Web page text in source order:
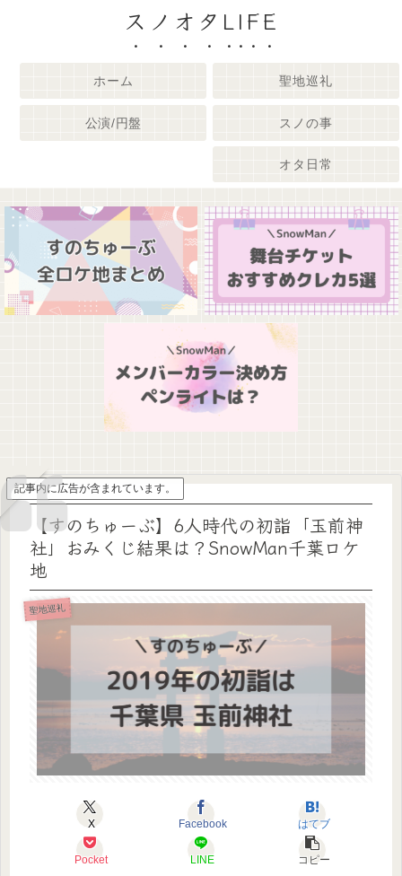
スノオタLIFE
ホーム 聖地巡礼
公演/円盤 スノの事
オタ日常
記事内に広告が含まれています。
【すのちゅーぶ】6人時代の初詣「玉前神
社」おみくじ結果は？SnowMan千葉ロケ
地
聖地巡礼
X Facebook はてブ
Pocket LINE コピー